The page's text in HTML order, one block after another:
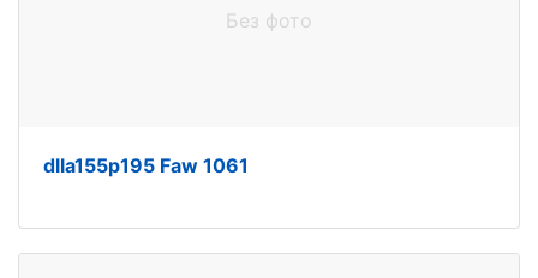
Без фото
dlla155p195 Faw 1061